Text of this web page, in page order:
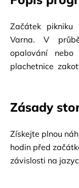
Začátek
Varna. V
opalování
plachetnice
nealkoholických
Zásady
Získejte plnou
hodin před
závislosti na